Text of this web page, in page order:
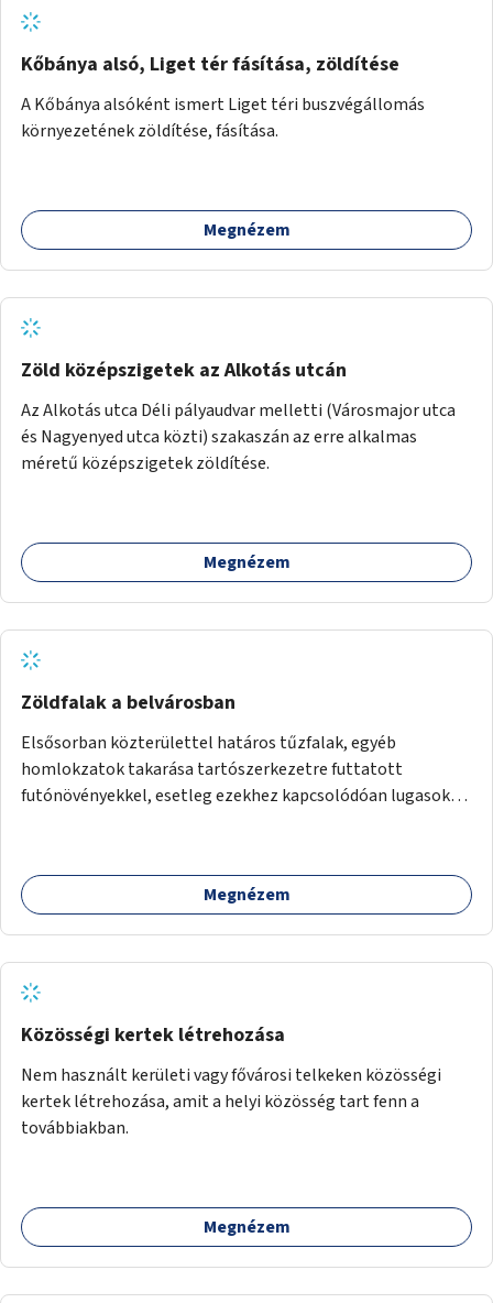
Kőbánya alsó, Liget tér fásítása, zöldítése
A Kőbánya alsóként ismert Liget téri buszvégállomás
környezetének zöldítése, fásítása.
Megnézem
Zöld középszigetek az Alkotás utcán
Az Alkotás utca Déli pályaudvar melletti (Városmajor utca
és Nagyenyed utca közti) szakaszán az erre alkalmas
méretű középszigetek zöldítése.
Megnézem
Zöldfalak a belvárosban
Elsősorban közterülettel határos tűzfalak, egyéb
homlokzatok takarása tartószerkezetre futtatott
futónövényekkel, esetleg ezekhez kapcsolódóan lugasok
nincs lehetőség.
Megnézem
Közösségi kertek létrehozása
Nem használt kerületi vagy fővárosi telkeken közösségi
kertek létrehozása, amit a helyi közösség tart fenn a
továbbiakban.
Megnézem